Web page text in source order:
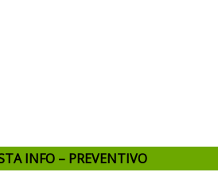
INFO – PREVENTIVO